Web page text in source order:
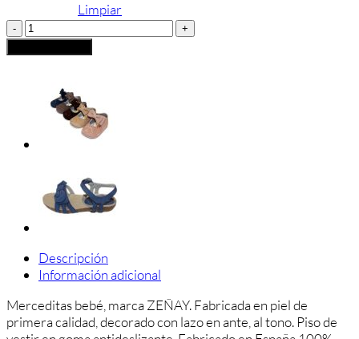
Limpiar
MERCEDITAS
BEBÉ
ZEÑAY
Descripción
Información adicional
Merceditas bebé, marca ZEÑAY. Fabricada en piel de
primera calidad, decorado con lazo en ante, al tono. Piso de